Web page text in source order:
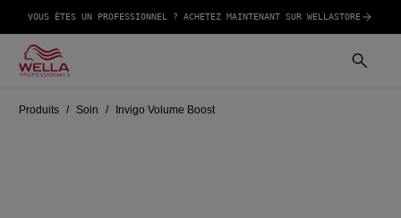
VOUS ÊTES UN PROFESSIONNEL ? ACHETEZ MAINTENANT SUR WELLASTORE
Produits Soin Invigo Volume Boost